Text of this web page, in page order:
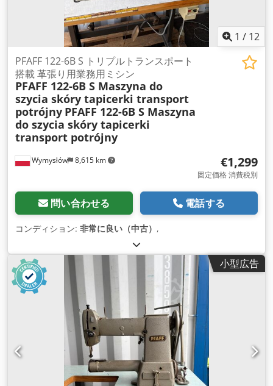
1 / 12
Wymysłów 8,615 km
PFAFF 122-6B S トリプルトランスポート
搭載 革張り用業務用ミシン
PFAFF 122-6B S Maszyna do
szycia skóry tapicerki transport
potrójny PFAFF 122-6B S Maszyna
do szycia skóry tapicerki
transport potrójny
€1,299
固定価格 消費税別
問い合わせる 電話する
コンディション: 非常に良い（中古） ,
小型広告